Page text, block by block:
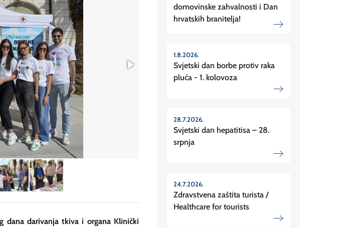
dana darivanja tkiva i organa Klinički
domovinske zahvalnosti i Dan
hrvatskih branitelja!
1.8.2026.
Svjetski dan borbe protiv raka
pluća - 1. kolovoza
28.7.2026.
Svjetski dan hepatitisa – 28.
srpnja
24.7.2026.
Zdravstvena zaštita turista /
Healthcare for tourists